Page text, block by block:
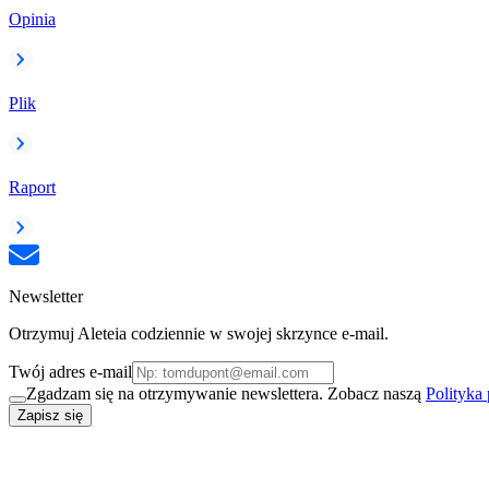
Opinia
Plik
Raport
Newsletter
Otrzymuj Aleteia codziennie w swojej skrzynce e-mail.
Twój adres e-mail
Zgadzam się na otrzymywanie newslettera. Zobacz naszą Polityka
Zapisz się